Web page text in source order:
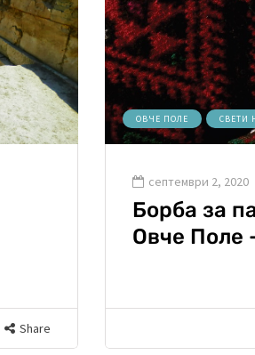
Share
ОВЧЕ ПОЛЕ СВЕТИ
септември 2, 2020
Борба за
Овче Поле